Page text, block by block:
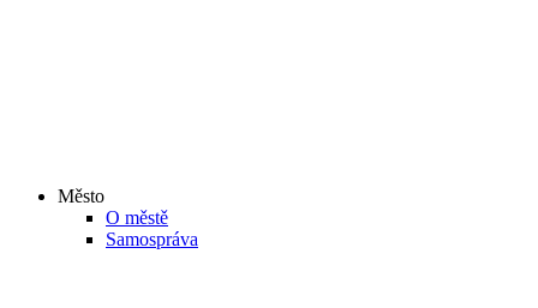
Město
O městě
Samospráva